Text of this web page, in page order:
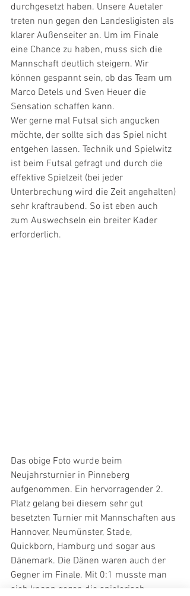
durchgesetzt haben. Unsere Auetaler
treten nun gegen den Landesligisten als
klarer Außenseiter an. Um im Finale
eine Chance zu haben, muss sich die
Mannschaft deutlich steigern. Wir
können gespannt sein, ob das Team um
Marco Detels und Sven Heuer die
Sensation schaffen kann.
Wer gerne mal Futsal sich angucken
möchte, der sollte sich das Spiel nicht
entgehen lassen. Technik und Spielwitz
ist beim Futsal gefragt und durch die
effektive Spielzeit (bei jeder
Unterbrechung wird die Zeit angehalten)
sehr kraftraubend. So ist eben auch
zum Auswechseln ein breiter Kader
erforderlich.
Das obige Foto wurde beim
Neujahrsturnier in Pinneberg
aufgenommen. Ein hervorragender 2.
Platz gelang bei diesem sehr gut
besetzten Turnier mit Mannschaften aus
Hannover, Neumünster, Stade,
Quickborn, Hamburg und sogar aus
Dänemark. Die Dänen waren auch der
Gegner im Finale. Mit 0:1 musste man
sich knapp gegen die spielerisch